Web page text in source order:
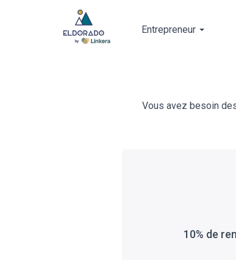
Entrepreneur
Vous avez besoin
10% de